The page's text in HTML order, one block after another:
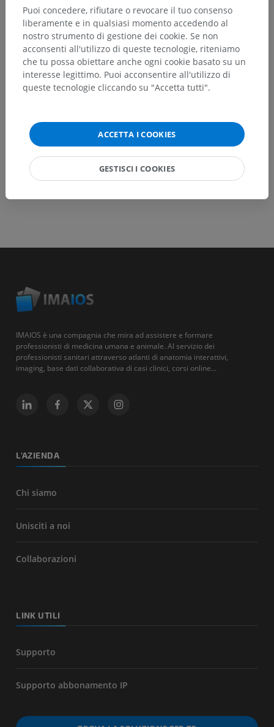
Non esitare a suggerire una correzione, traduzione o
un miglioramento dei contenuti.
Segnala un problema
IMAIOS è una compagnia che mira ad assistere e formare
professionisti di medicina umana e animale. Al servizio dei
professionisti sanitari attraverso atlanti di anatomia interattivi,
imaging, base dati collaborativa di casi clinici, corsi online...
L'AZIENDA
Chi siamo
Unisciti a noi
Collaborazioni
LINK UTILI
Supporto
Supporto abbonamento IP
Puoi concedere, rifiutare o revocare il tuo consenso
liberamente e in qualsiasi momento accedendo al
nostro strumento di gestione dei cookie. Se non
acconsenti all'utilizzo di queste tecnologie, riteniamo
che tu possa obiettare anche ogni cookie basato su un
interesse legittimo. Puoi acconsentire all'utilizzo di
queste tecnologie cliccando su "Accetta tutti".
ACCETTA I COOKIES
GESTISCI I COOKIES